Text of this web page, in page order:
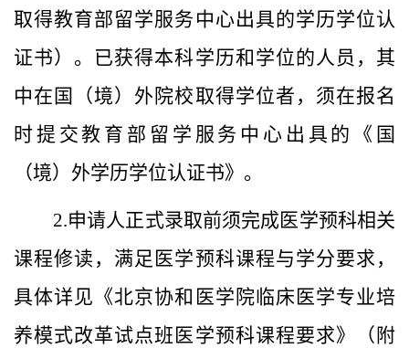
取得教育部留学服务 中心出具的学历学位认
证书）。已获得本科学历和学位的人员，其
中在国（境）外院校取得学位者，须在报名
时提交教育部留 学服务 中心出具的
《国
（境）外学历学位认证书》 。
2.申请人正式录取前须完成医学预科相关
课程修读，满足医学预科课程与学分要求，
具体详见《北京协和医学院临床医学专业培
养模式改革试点班医学预科课程要求》（附